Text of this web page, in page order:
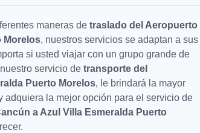
maneras de traslado del Aeropuerto
Morelos, nuestros servicios se adaptan a sus
si usted viajar con un grupo grande de
servicio de transporte del
Puerto Morelos, le brindará la mayor
la mejor opción para el servicio de
a Azul Villa Esmeralda Puerto